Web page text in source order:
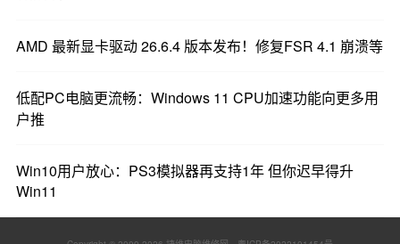
AMD 最新显卡驱动 26.6.4 版本发布！修复FSR 4.1 崩溃等
低配PC电脑更流畅：Windows 11 CPU加速功能向更多用
户推
Win10用户放心：PS3模拟器再支持1年 但你迟早得升
Win11